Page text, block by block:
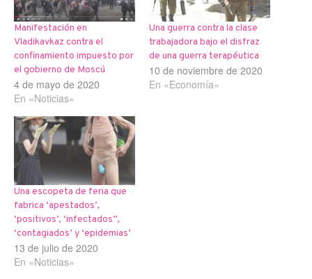
Manifestación en
Vladikavkaz contra el
confinamiento impuesto por
el gobierno de Moscú
4 de mayo de 2020
En «Noticias»
Una guerra contra la clase
trabajadora bajo el disfraz
de una guerra terapéutica
10 de noviembre de 2020
En «Economía»
Una escopeta de feria que
fabrica ‘apestados’,
‘positivos’, ‘infectados”,
‘contagiados’ y ‘epidemias’
13 de julio de 2020
En «Noticias»